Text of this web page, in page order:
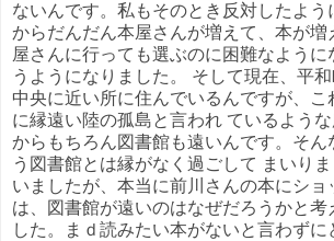
ないんです。私もそのとき反対したよう
からだんだん本屋さんが増えて、本が増
屋さんに行っても選ぶのに困難なように
うようになりました。 そして現在、平
中央に近い所に住んでいるんですが、こ
に縁遠い陸の孤島と言われ ているよう
からもちろん図書館も遠いんです。そん
う図書館とは縁がなく過ごして まいり
いましたが、本当に前川さんの本にショ
は、図書館が遠いのはなぜだろうかと考
した。まｄ読みたい本がないと言わずに